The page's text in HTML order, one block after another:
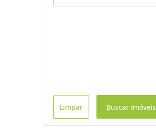
Limpar Buscar Imóveis